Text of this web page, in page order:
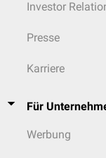
Investor
Presse
Karriere
Für
Werbung